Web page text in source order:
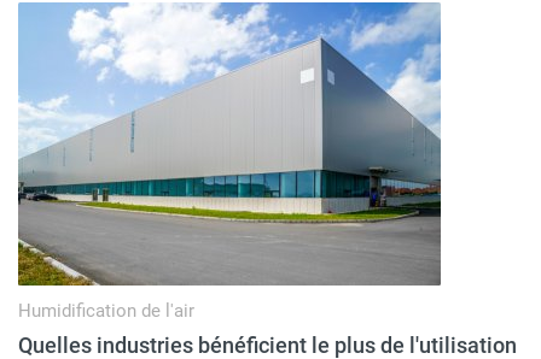
Humidification de l'air
Quelles industries bénéficient le plus de l'utilisation